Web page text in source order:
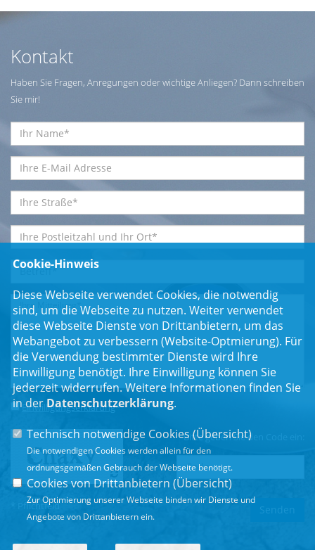
Kontakt
Haben Sie Fragen, Anregungen oder wichtige Anliegen? Dann schreiben
Sie mir!
Einwilligungserklärung*
Bitte geben Sie den Code ein:
* Pflichtfeld
Cookie-Hinweis
Diese Webseite verwendet Cookies, die notwendig
sind, um die Webseite zu nutzen. Weiter verwendet
diese Webseite Dienste von Drittanbietern, um das
Webangebot zu verbessern (Website-Optmierung). Für
die Verwendung bestimmter Dienste wird Ihre
Einwilligung benötigt. Ihre Einwilligung können Sie
jederzeit widerrufen. Weitere Informationen finden Sie
in der Datenschutzerklärung.
Technisch notwendige Cookies (Übersicht)
Die notwendigen Cookies werden allein für den
ordnungsgemäßen Gebrauch der Webseite benötigt.
Cookies von Drittanbietern (Übersicht)
Zur Optimierung unserer Webseite binden wir Dienste und
Angebote von Drittanbietern ein.